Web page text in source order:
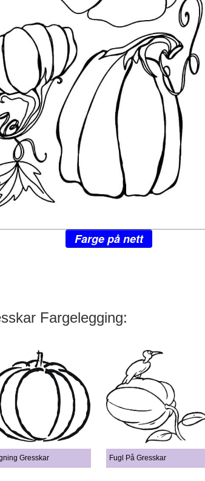
Farge på nett
Fargelegging:
Gresskar Fugl På Gresskar